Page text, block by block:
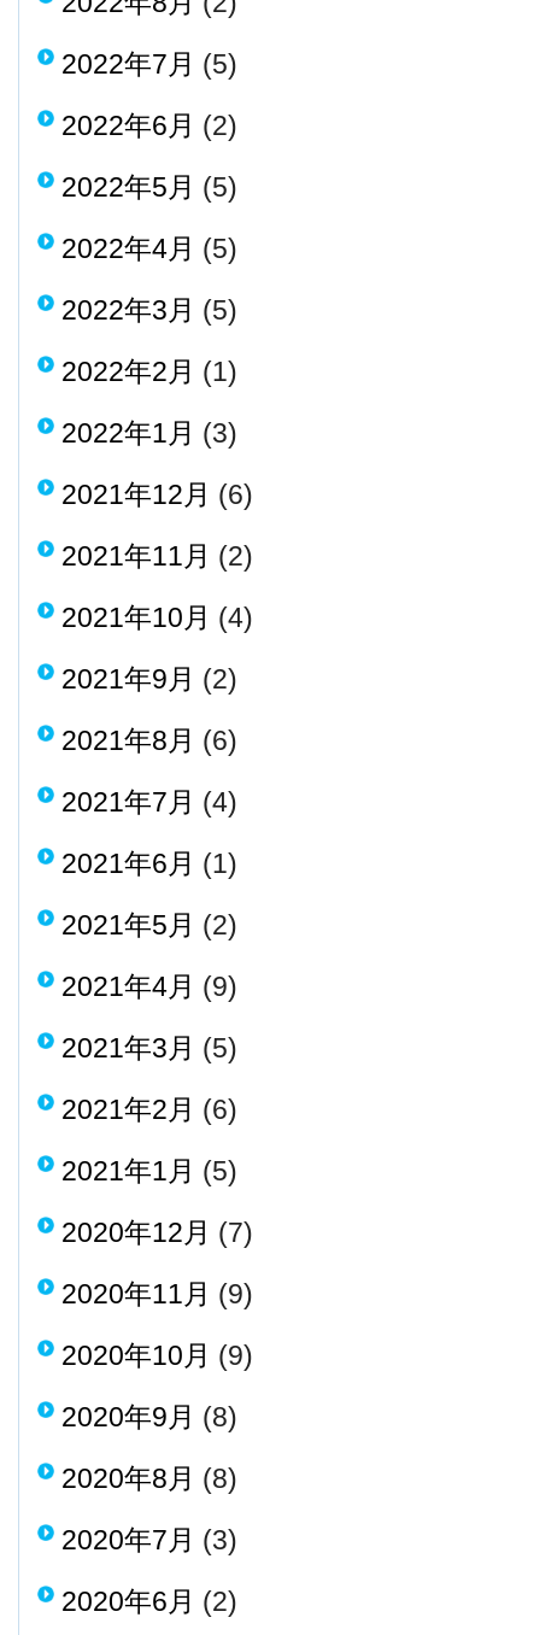
2022年7月 (5)
2022年6月 (2)
2022年5月 (5)
2022年4月 (5)
2022年3月 (5)
2022年2月 (1)
2022年1月 (3)
2021年12月 (6)
2021年11月 (2)
2021年10月 (4)
2021年9月 (2)
2021年8月 (6)
2021年7月 (4)
2021年6月 (1)
2021年5月 (2)
2021年4月 (9)
2021年3月 (5)
2021年2月 (6)
2021年1月 (5)
2020年12月 (7)
2020年11月 (9)
2020年10月 (9)
2020年9月 (8)
2020年8月 (8)
2020年7月 (3)
2020年6月 (2)